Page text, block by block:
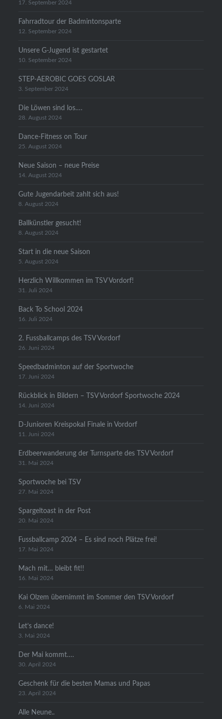
17. September 2024
Fahrradtour der Badmintonsparte
12. September 2024
Unsere G-Jugend ist gestartet
10. September 2024
STEP-AEROBIC GOES GOSLAR
3. September 2024
Die Löwen sind los….
28. August 2024
Dance-Fitness on Tour
25. August 2024
Neue Saison – neue Preise
14. August 2024
Gute Jugendarbeit zahlt sich aus!
8. August 2024
Ballkünstler gesucht!
8. August 2024
Start in die neue Saison
5. August 2024
Herzlich Willkommen im TSV Vordorf!
31. Juli 2024
Back To School 2024
16. Juli 2024
2. Fussballcamps des TSV Vordorf
26. Juni 2024
Speedbadminton auf der Sportwoche
17. Juni 2024
Rückblick in Bildern – TSV Vordorf Sportwoche 2024
14. Juni 2024
D-Junioren Kreispokal Finale in Vordorf
11. Juni 2024
Erdbeerwanderung der Turnsparte des TSV Vordorf
31. Mai 2024
Sportwoche bei TSV
27. Mai 2024
Spargeltoast in der Post
20. Mai 2024
Fussballcamp 2024 – Es sind noch Plätze frei!
17. Mai 2024
Mach mit… bleibt fit!!
16. Mai 2024
Kai Olzem übernimmt im Sommer den TSV Vordorf
6. Mai 2024
Let’s dance!
3. Mai 2024
Der Mai kommt….
30. April 2024
Geschenk für die besten Mamas und Papas
23. April 2024
Alle Neune..